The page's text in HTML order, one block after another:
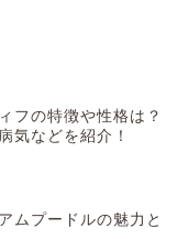
フの特徴や性格は？
気などを紹介！
ムプードルの魅力と